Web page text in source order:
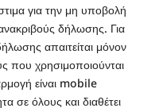
για την μη υποβολή
δήλωσης. Για
απαιτείται μόνον
που χρησιμοποιούνται
είναι mobile
σε όλους και διαθέτει